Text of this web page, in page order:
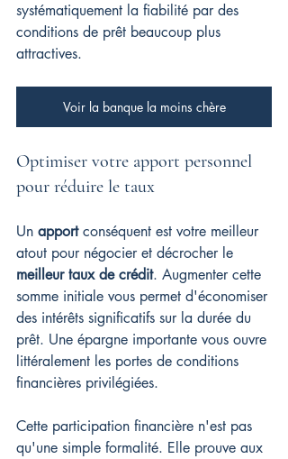
systématiquement la fiabilité par des
conditions de prêt beaucoup plus
attractives.
Voir la banque la moins chère
Optimiser votre apport personnel
pour réduire le taux
Un apport conséquent est votre meilleur
atout pour négocier et décrocher le
meilleur taux de crédit. Augmenter cette
somme initiale vous permet d'économiser
des intérêts significatifs sur la durée du
prêt. Une épargne importante vous ouvre
littéralement les portes de conditions
financières privilégiées.
Cette participation financière n'est pas
qu'une simple formalité. Elle prouve aux